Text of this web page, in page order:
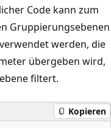
Code kann zum
Gruppierungsebenen
werden, die
übergeben wird,
filtert.
Kopieren